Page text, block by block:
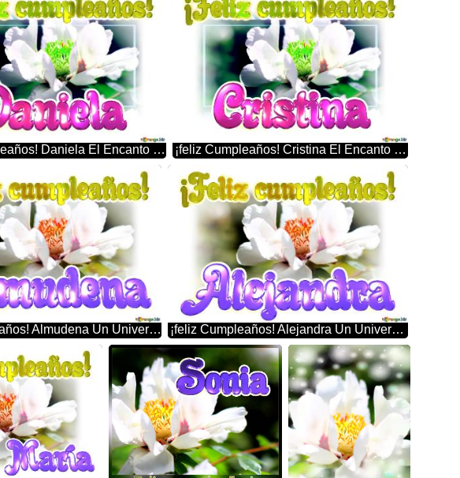
¡feliz Cumpleaños! Daniela El Encanto De La Naturaleza: Flores Que Nos Hablan ¡feliz Cumpleaños! Cristina El Encanto De La Naturaleza: Flores Que Nos Hablan
¡feliz Cumpleaños! Almudena Un Universo De Detalles: La Perfección De Las Flores En Primer Plano ¡feliz Cumpleaños! Alejandra Un Universo De Detalles: La Perfección De Las Flores En Primer Plano